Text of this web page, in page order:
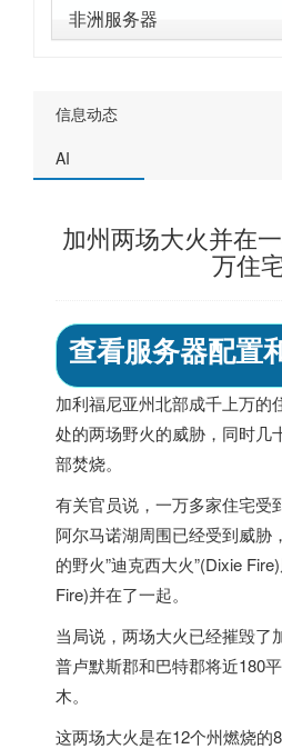
非洲服务器
信息动态
AI
加州两场大火并在
万住
查看服务器配置
加利福尼亚州北部成千上万的
处的两场野火的威胁，同时几
部焚烧。
有关官员说，一万多家住宅受
阿尔马诺湖周围已经受到威胁
的野火”迪克西大火”(Dixie
Fire)并在了一起。
当局说，两场大火已经摧毁了
普卢默斯郡和巴特郡将近180
木。
这两场大火是在12个州燃烧的